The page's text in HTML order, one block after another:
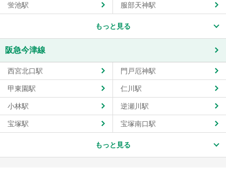
蛍池駅 服部天神駅
もっと見る
阪急今津線
西宮北口駅 門戸厄神駅
甲東園駅 仁川駅
小林駅 逆瀬川駅
宝塚駅 宝塚南口駅
もっと見る